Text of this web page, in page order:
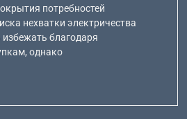
потребностей
нехватки электричества
избежать благодаря
однако